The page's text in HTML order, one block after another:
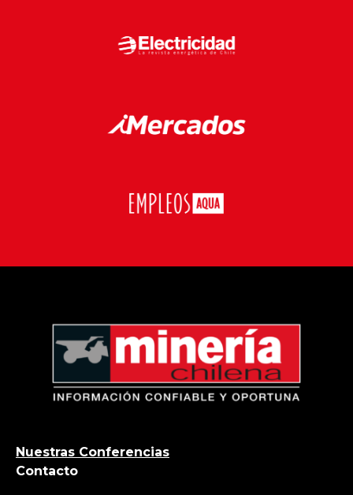
Nuestras Conferencias
Contacto